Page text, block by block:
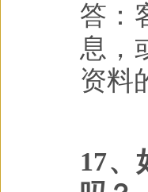
答：
息，
资料
17、